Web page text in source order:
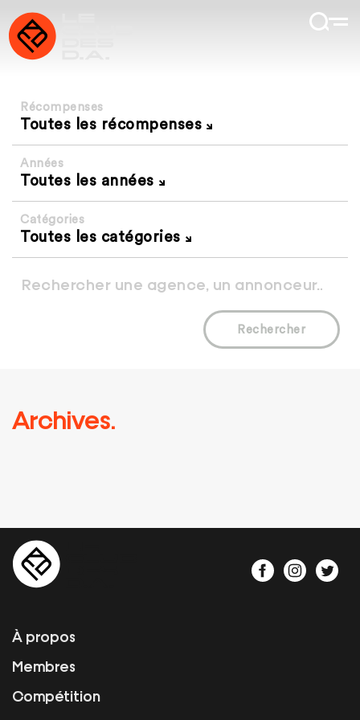
Récompenses
Toutes les récompenses
Années
Toutes les années
Catégories
Toutes les catégories
Rechercher
Archives.
À propos
Membres
Compétition